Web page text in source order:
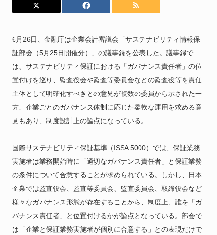
6月26日、金融庁は企業会計審議会「サステナビリティ情報保
証部会（5月25日開催分）」の議事録を公表した。議事録で
は、サステナビリティ保証における「ガバナンス責任者」の位
置付けを巡り、監査役会や監査等委員会などの監査役等を責任
主体として明確化すべきとの意見が複数の委員から示された一
方、企業ごとのガバナンス体制に応じた柔軟な運用を求める意
見もあり、制度設計上の論点になっている。
国際サステナビリティ保証基準（ISSA 5000）では、保証業務
実施者は業務開始時に「適切なガバナンス責任者」と保証業務
の条件について合意することが求められている。しかし、日本
企業では監査役会、監査等委員会、監査委員会、取締役会など
様々なガバナンス形態が存在することから、制度上、誰を「ガ
バナンス責任者」と位置付けるかが論点となっている。部会で
は「企業と保証業務実施者が個別に合意する」との表現だけで